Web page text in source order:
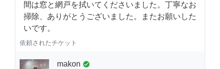
間は窓と網戸を拭いてくださいました。丁寧なお
掃除、ありがとうございました。またお願いした
いです。
依頼されたチケット
makon check_circle